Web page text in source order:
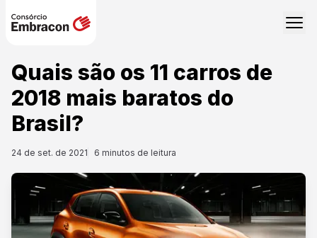
Quais são os 11 carros de
2018 mais baratos do
Brasil?
24 de set. de 2021 6 minutos de leitura